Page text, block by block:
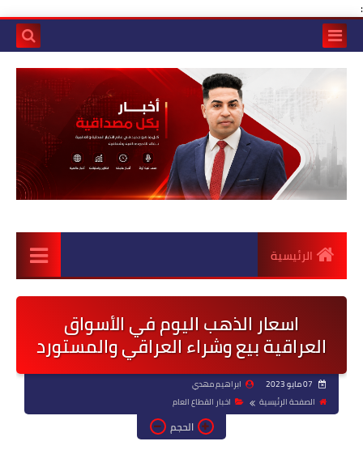
:
الرئيسية
اسعار الذهب اليوم في الأسواق
العراقية بيع وشراء العراقي والمستورد
ابراهيم مهدي
الصفحة الرئيسية
اخبار القطاع العام
الحجم